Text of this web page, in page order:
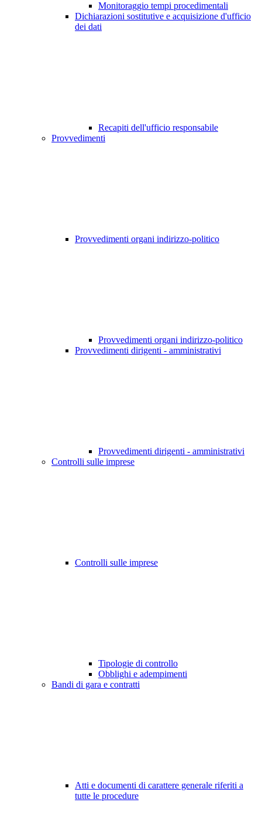
Monitoraggio tempi procedimentali
Dichiarazioni sostitutive e acquisizione d'ufficio
dei dati
Recapiti dell'ufficio responsabile
Provvedimenti
Provvedimenti organi indirizzo-politico
Provvedimenti organi indirizzo-politico
Provvedimenti dirigenti - amministrativi
Provvedimenti dirigenti - amministrativi
Controlli sulle imprese
Controlli sulle imprese
Tipologie di controllo
Obblighi e adempimenti
Bandi di gara e contratti
Atti e documenti di carattere generale riferiti a
tutte le procedure